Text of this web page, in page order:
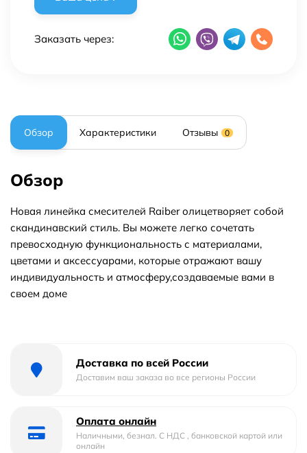
Заказать через:
Обзор Характеристики Отзывы 0
Обзор
Новая линейка смесителей Raiber олицетворяет собой
скандинавский стиль. Вы можете легко сочетать
превосходную функциональность с материалами,
цветами и аксессуарами, которые отражают вашу
индивидуальность и атмосферу,создаваемые вами в
своем доме
Доставка по всей России
Доставим ваш заказа во все регионы России
Оплата онлайн
Наличными, безнал. С НДС , банковской картой или
онлайн